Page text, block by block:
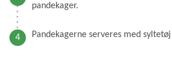
pandekager.
Pandekagerne serveres med